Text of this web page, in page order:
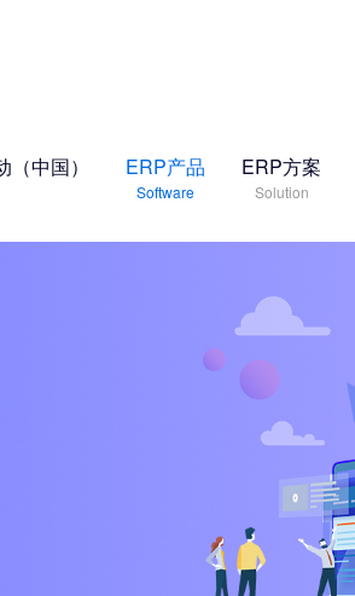
中国） ERP产品
Software
ERP方案
Solution